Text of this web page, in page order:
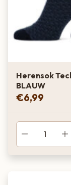
Donkerblauw
Almost Black
Grijszwart
Minder hard
Zeer donker
Herensok
BLAUW
€6,99